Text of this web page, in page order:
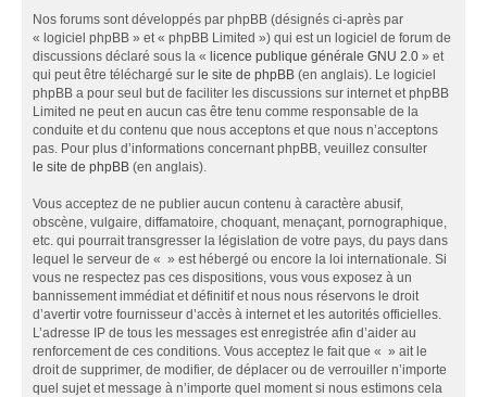
Nos forums sont développés par phpBB (désignés ci-après par
« logiciel phpBB » et « phpBB Limited ») qui est un logiciel de forum de
discussions déclaré sous la « licence publique générale GNU 2.0 » et
qui peut être téléchargé sur le site de phpBB (en anglais). Le logiciel
phpBB a pour seul but de faciliter les discussions sur internet et phpBB
Limited ne peut en aucun cas être tenu comme responsable de la
conduite et du contenu que nous acceptons et que nous n’acceptons
pas. Pour plus d’informations concernant phpBB, veuillez consulter
le site de phpBB (en anglais).
Vous acceptez de ne publier aucun contenu à caractère abusif,
obscène, vulgaire, diffamatoire, choquant, menaçant, pornographique,
etc. qui pourrait transgresser la législation de votre pays, du pays dans
lequel le serveur de « » est hébergé ou encore la loi internationale. Si
vous ne respectez pas ces dispositions, vous vous exposez à un
bannissement immédiat et définitif et nous nous réservons le droit
d’avertir votre fournisseur d’accès à internet et les autorités officielles.
L’adresse IP de tous les messages est enregistrée afin d’aider au
renforcement de ces conditions. Vous acceptez le fait que « » ait le
droit de supprimer, de modifier, de déplacer ou de verrouiller n’importe
quel sujet et message à n’importe quel moment si nous estimons cela